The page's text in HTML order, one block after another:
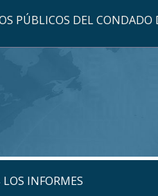
PÚBLICOS DEL CONDADO
INFORMES